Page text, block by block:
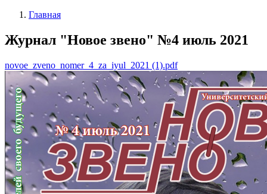
Главная
Журнал "Новое звено" №4 июль 2021
novoe_zveno_nomer_4_za_iyul_2021 (1).pdf